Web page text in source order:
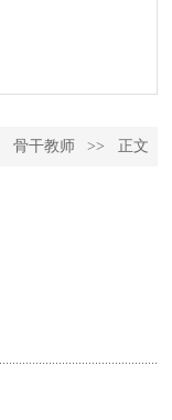
骨干教师 >> 正文